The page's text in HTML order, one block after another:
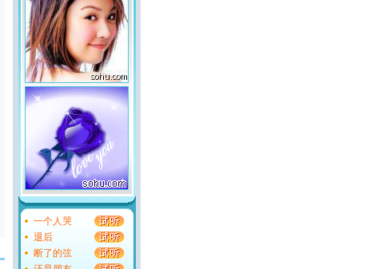
一个人哭
退后
断了的弦